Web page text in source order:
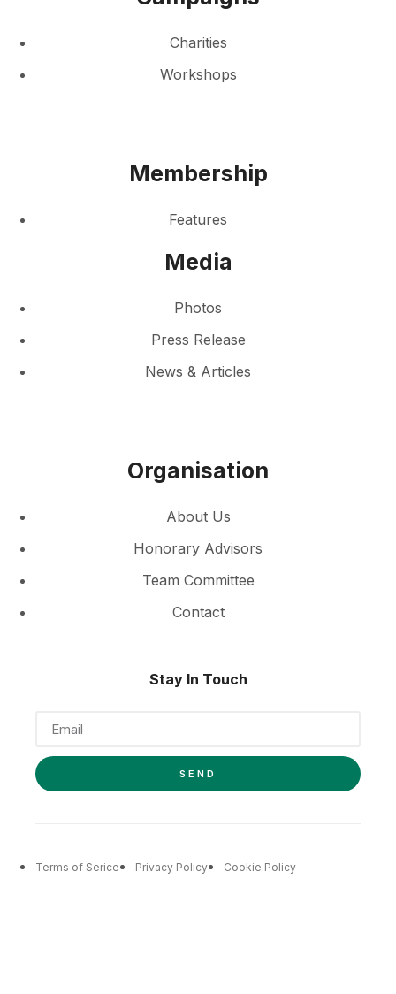
Charities
Workshops
Membership
Features
Media
Photos
Press Release
News & Articles
Organisation
About Us
Honorary Advisors
Team Committee
Contact
Stay In Touch
SEND
Terms of Serice Privacy Policy Cookie Policy